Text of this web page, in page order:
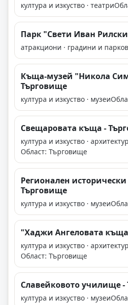
култура и изкуство · театри
Парк "Свети Иван
атракциони · градини и
Къща-музей "Никола
Търговище
култура и изкуство · музеи
Свещаровата къща -
култура и изкуство ·
Област: Търговище
Регионален
Търговище
култура и изкуство · музеи
"Хаджи Ангеловата
култура и изкуство ·
Област: Търговище
Славейковото училище
култура и изкуство · музеи